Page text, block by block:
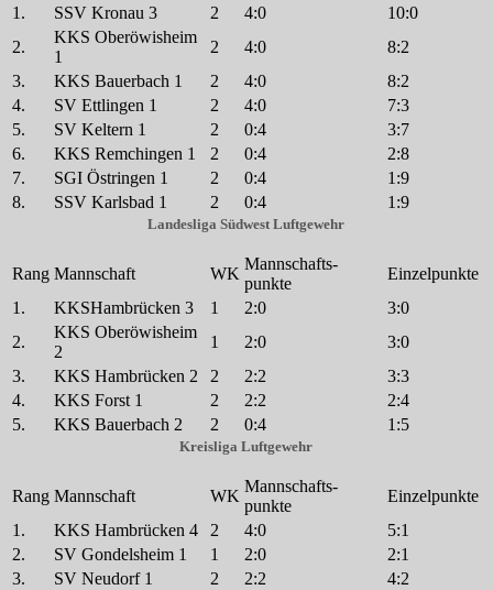
1.
SSV Kronau 3 2 4:0
10:0
2.
KKS Oberöwisheim
1
2 4:0
8:2
3.
KKS Bauerbach 1 2 4:0
8:2
4.
SV Ettlingen 1 2 4:0
7:3
5.
SV Keltern 1 2 0:4
3:7
6.
KKS Remchingen 1 2 0:4
2:8
7.
SGI Östringen 1 2 0:4
1:9
8.
SSV Karlsbad 1 2 0:4 1:9
Landesliga Südwest Luftgewehr
Rang Mannschaft WK
Mannschafts-
punkte
Einzelpunkte
1.
KKSHambrücken 3 1 2:0
3:0
2.
KKS Oberöwisheim
2
1 2:0
3:0
3.
KKS Hambrücken 2 2 2:2
3:3
4.
KKS Forst 1 2 2:2
2:4
5.
KKS Bauerbach 2 2 0:4 1:5
Kreisliga Luftgewehr
Rang Mannschaft WK
Mannschafts-
punkte
Einzelpunkte
1.
KKS Hambrücken 4 2 4:0
5:1
2.
SV Gondelsheim 1 1 2:0
2:1
3.
SV Neudorf 1 2 2:2
4:2